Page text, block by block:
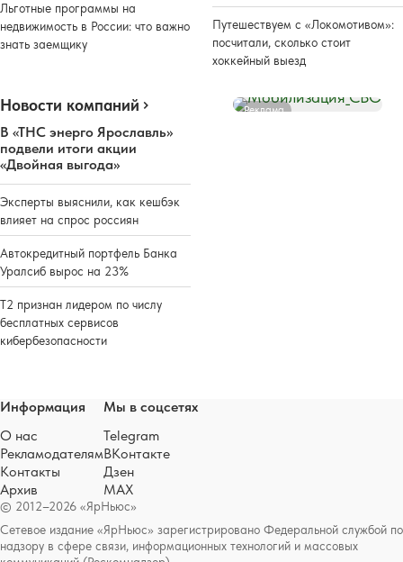
Льготные программы на
недвижимость в России: что важно
знать заемщику
Путешествуем с «Локомотивом»:
посчитали, сколько стоит
хоккейный выезд
Новости компаний
В «ТНС энерго Ярославль»
подвели итоги акции
«Двойная выгода»
Эксперты выяснили, как кешбэк
влияет на спрос россиян
Автокредитный портфель Банка
Уралсиб вырос на 23%
Т2 признан лидером по числу
бесплатных сервисов
кибербезопасности
Реклама
© 2012–2026 «ЯрНьюс»
Сетевое издание «ЯрНьюс» зарегистрировано Федеральной службой по
надзору в сфере связи, информационных технологий и массовых
Информация
О нас
Рекламодателям
Контакты
Архив
Мы в соцсетях
Telegram
ВКонтакте
Дзен
MAX